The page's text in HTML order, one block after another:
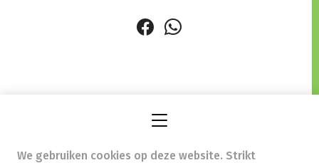
info@apotheekwolfsdonk.be
Beroepstitel: Apotheker werkzaam in België
We gebruiken cookies op deze website. Strikt